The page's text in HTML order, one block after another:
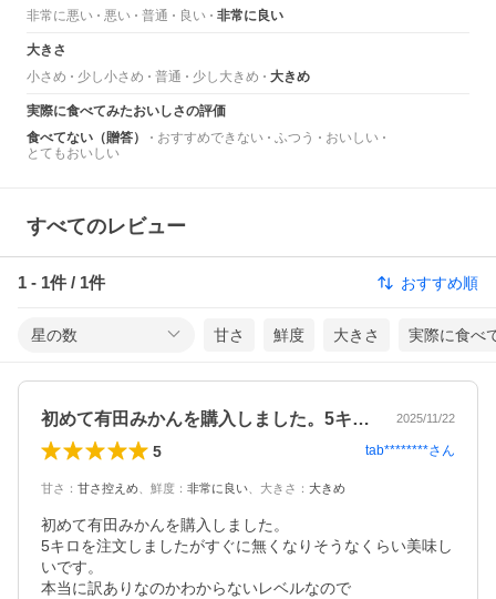
非常に悪い
悪い 普通 良い 非常に良い
大きさ
小さめ
少し小さめ 普通 少し大きめ 大きめ
実際に食べてみたおいしさの評価
食べてない（贈答）
おすすめできない ふつう
おいしい
とてもおいしい
すべてのレビュー
1 - 1件 / 1件 おすすめ順
星の数 甘さ 鮮度 大きさ 実際に食べ
初めて有田みかんを購入しました。5キロ… 2025/11/22
5 tab********さん
甘さ ： 甘さ控えめ 鮮度 ： 非常に良い 大きさ ： 大きめ
初めて有田みかんを購入しました。
5キロを注文しましたがすぐに無くなりそうなくらい美味し
いです。
本当に訳ありなのかわからないレベルなので